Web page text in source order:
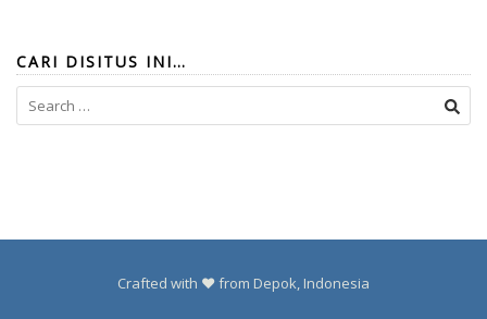
CARI DISITUS INI…
Search
for:
Crafted with ❤️ from Depok, Indonesia